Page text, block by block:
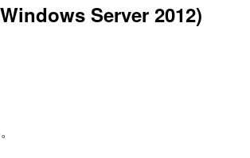
Server 2012)